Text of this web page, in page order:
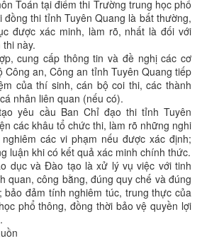
Toán tại điểm thi Trường trung học phổ
đồng thi tỉnh Tuyên Quang là bất thường,
được xác minh, làm rõ, nhất là đối với
này.
cung cấp thông tin và đề nghị các cơ
Công an, Công an tỉnh Tuyên Quang tiếp
của thí sinh, cán bộ coi thi, các thành
nhân liên quan (nếu có).
yêu cầu Ban Chỉ đạo thi tỉnh Tuyên
các khâu tổ chức thi, làm rõ những nghi
các vi phạm nếu được xác định;
luận khi có kết quả xác minh chính thức.
dục và Đào tạo là xử lý vụ việc với tinh
quan, công bằng, đúng quy chế và đúng
bảo đảm tính nghiêm túc, trung thực của
phổ thông, đồng thời bảo vệ quyền lợi